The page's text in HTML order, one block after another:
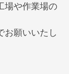
場や作業場の
お願いいたし